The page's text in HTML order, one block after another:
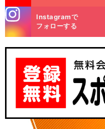
m
Instagramで
フォローする